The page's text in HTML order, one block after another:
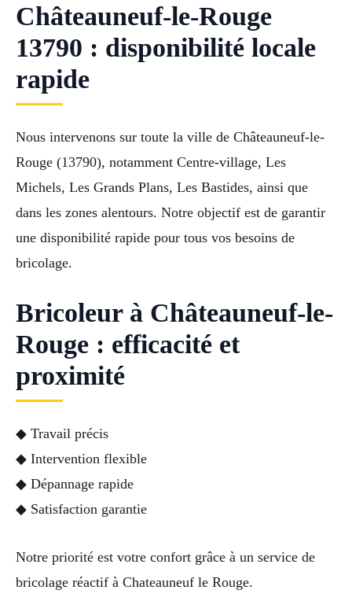
Châteauneuf-le-Rouge
13790 : disponibilité locale
rapide
Nous intervenons sur toute la ville de Châteauneuf-le-
Rouge (13790), notamment Centre-village, Les
Michels, Les Grands Plans, Les Bastides, ainsi que
dans les zones alentours. Notre objectif est de garantir
une disponibilité rapide pour tous vos besoins de
bricolage.
Bricoleur à Châteauneuf-le-
Rouge : efficacité et
proximité
◆ Travail précis
◆ Intervention flexible
◆ Dépannage rapide
◆ Satisfaction garantie
Notre priorité est votre confort grâce à un service de
bricolage réactif à Chateauneuf le Rouge.